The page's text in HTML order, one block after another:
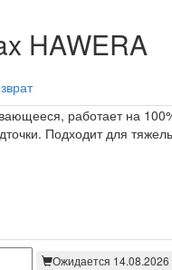
HAWERA
работает на
Подходит для
Ожидается 14.08.2026